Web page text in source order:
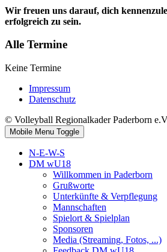
Wir freuen uns darauf, dich
erfolgreich zu sein.
Alle Termine
Keine Termine
Impressum
Datenschutz
© Volleyball Regionalkader Paderborn
Mobile Menu Toggle
N-E-W-S
DM wU18
Willkommen in Paderborn
Grußworte
Unterkünfte & Verpflegung
Mannschaften
Spielort & Spielplan
Sponsoren
Media (Streaming, Fotos, ...)